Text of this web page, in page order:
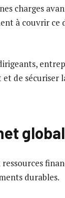
charges
à couvrir ce
de sécuriser
durables.